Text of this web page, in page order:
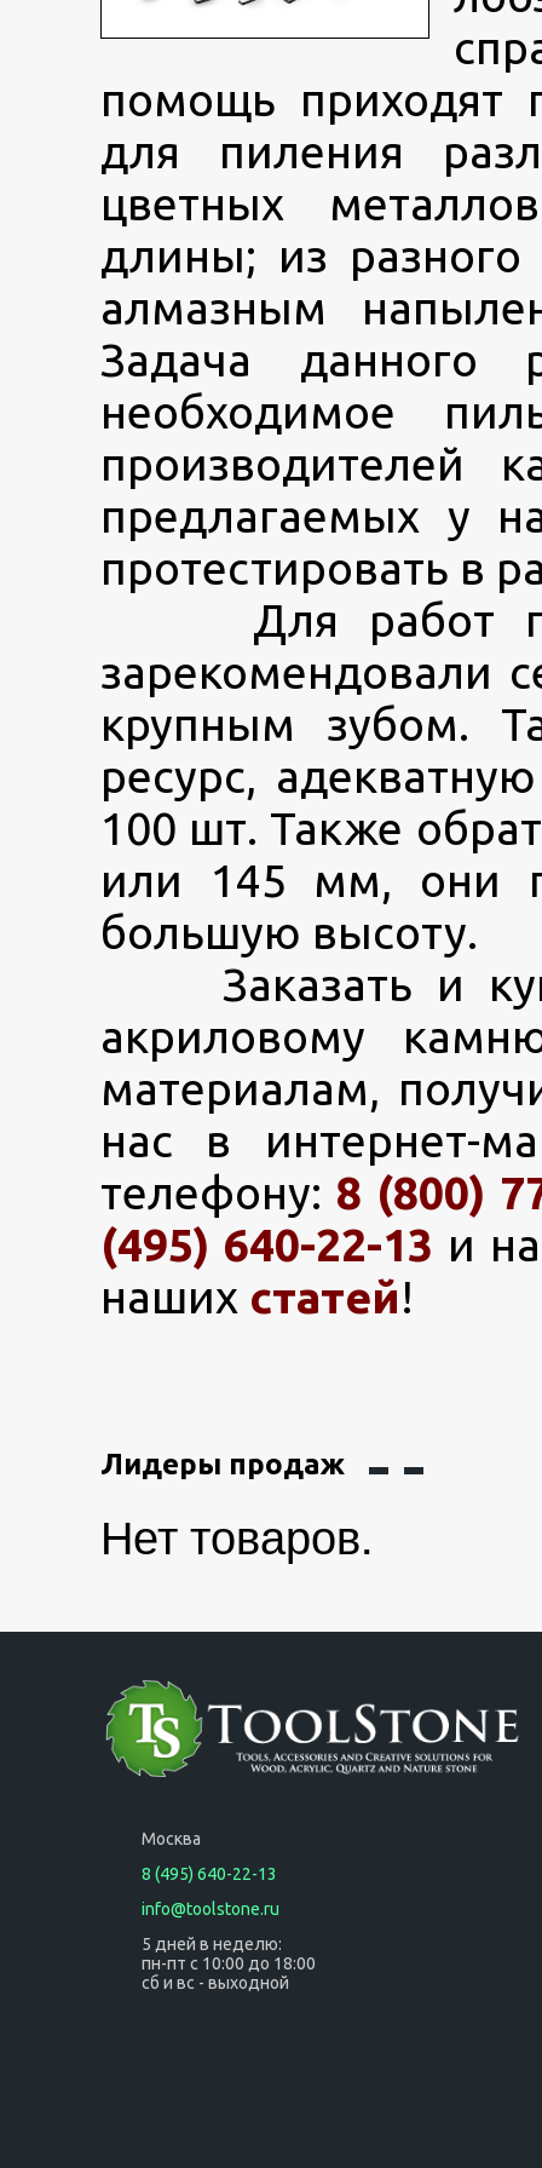
помощь приходят
для пиления
цветных
длины; из
алмазным
Задача
необходимое
производителей
предлагаемых у
протестировать в
Для работ по
зарекомендовали
крупным зубом.
ресурс,
100 шт. Также
или 145 мм, они
большую высоту.
Заказать и
акриловому
материалам,
нас в интернет-
телефону: 8 (800)
(495) 640-22-13 и
наших статей!
Лидеры продаж
Нет товаров.
Москва
8 (495) 640-22-13
info@toolstone.ru
5 дней в неделю:
пн-пт с 10:00 до 18:00
сб и вс - выходной